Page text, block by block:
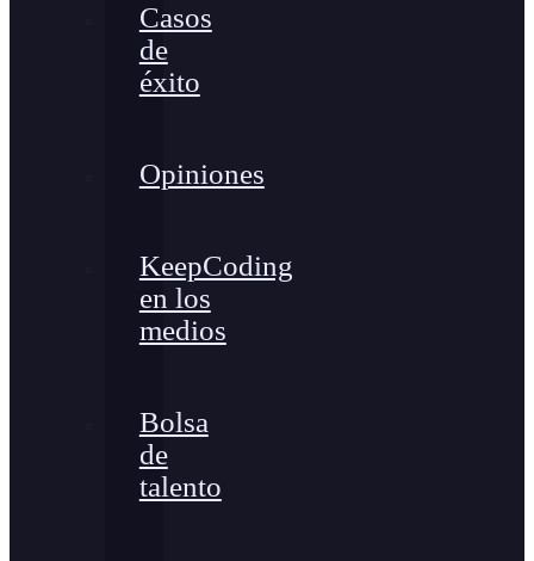
Casos
de
éxito
Opiniones
KeepCoding
en los
medios
Bolsa
de
talento